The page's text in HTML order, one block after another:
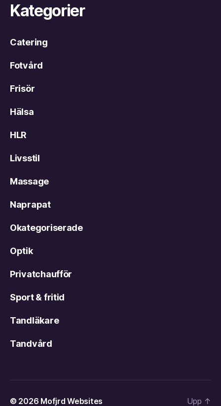
Kategorier
Catering
Fotvård
Frisör
Hälsa
HLR
Livsstil
Massage
Naprapat
Okategoriserade
Optik
Privatchaufför
Sport & fritid
Tandläkare
Tandvård
© 2026 Mofjrd Websites Upp ↑